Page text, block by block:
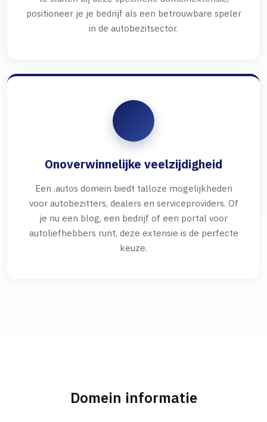
positioneer je je bedrijf als een betrouwbare speler
in de autobezitsector.
Onoverwinnelijke veelzijdigheid
Een .autos domein biedt talloze mogelijkheden
voor autobezitters, dealers en serviceproviders. Of
je nu een blog, een bedrijf of een portal voor
autoliefhebbers runt, deze extensie is de perfecte
keuze.
Domein informatie